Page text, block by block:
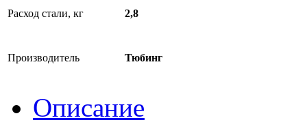
Расход стали, кг 2,8
Производитель Тюбинг
Описание